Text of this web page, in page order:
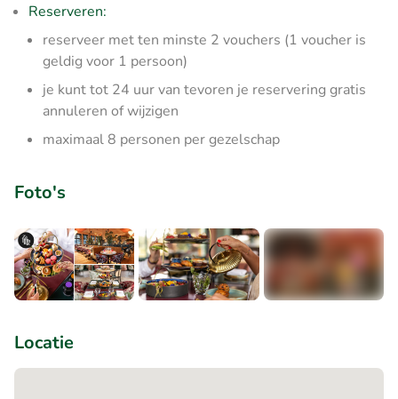
Reserveren:
reserveer met ten minste 2 vouchers (1 voucher is
geldig voor 1 persoon)
je kunt tot 24 uur van tevoren je reservering gratis
annuleren of wijzigen
maximaal 8 personen per gezelschap
Foto's
Locatie